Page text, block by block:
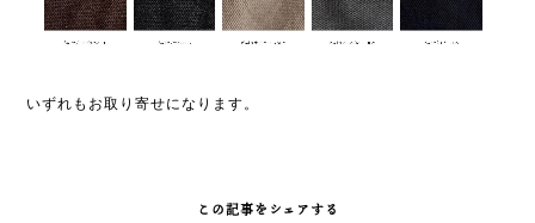
いずれもお取り寄せになります。
この記事をシェアする